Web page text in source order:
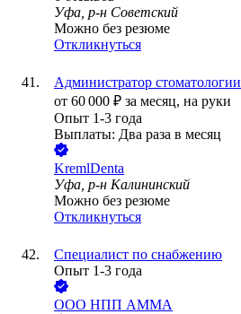
Уфа, р-н Советский
Можно без резюме
Откликнуться
Администратор стоматологии
от 60 000 ₽ за месяц, на руки
Опыт 1-3 года
Выплаты: Два раза в месяц
KremlDenta
Уфа, р-н Калининский
Можно без резюме
Откликнуться
Специалист по снабжению
Опыт 1-3 года
ООО НПП АММА